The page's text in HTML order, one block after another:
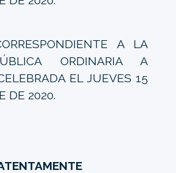
A LA
ORDINARIA A
EL JUEVES 15
DE 2020.